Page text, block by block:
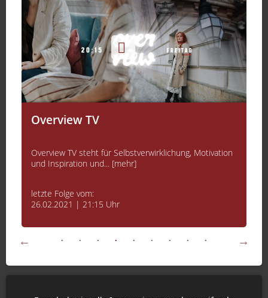
Overview TV
Overview TV steht für Selbstverwirklichung, Motivation
und Inspiration und... [mehr]
letzte Folge vom:
26.02.2021 | 21:15 Uhr